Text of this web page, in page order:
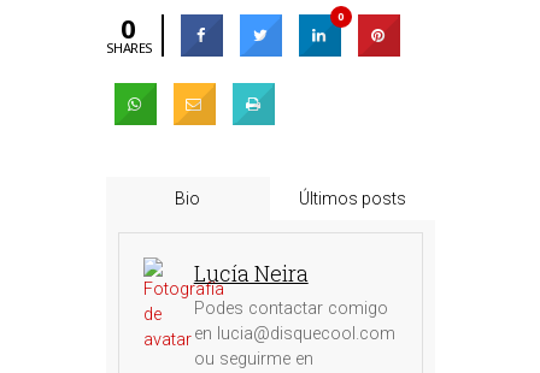
0
SHARES
0
Bio Últimos posts
Lucía Neira
Podes contactar comigo
en lucia@disquecool.com
ou seguirme en